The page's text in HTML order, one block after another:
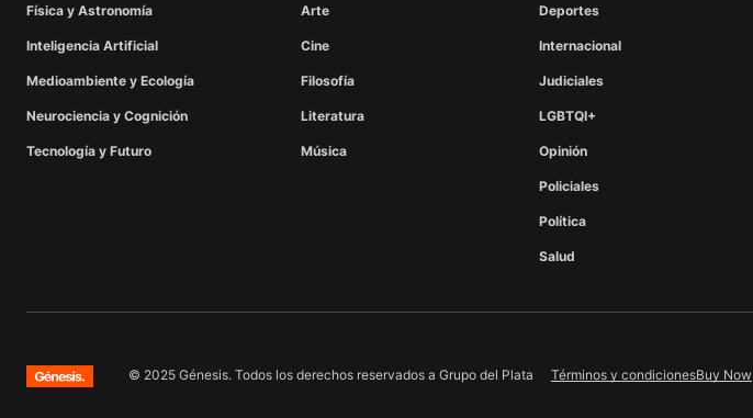
Física y Astronomía
Inteligencia Artificial
Medioambiente y Ecología
Neurociencia y Cognición
Tecnología y Futuro
Arte
Cine
Filosofía
Literatura
Música
Deportes
Internacional
Judiciales
LGBTQI+
Opinión
Policiales
Política
Salud
© 2025 Génesis. Todos los derechos reservados a Grupo del Plata Términos y condicionesBuy Now